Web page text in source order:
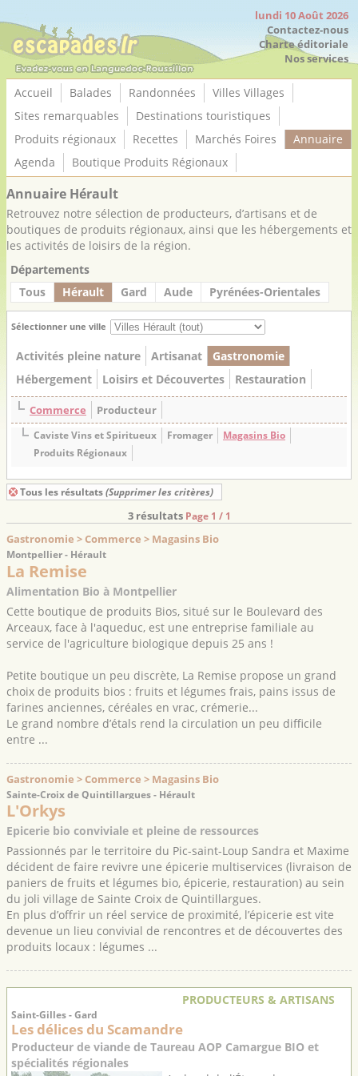
lundi 10 Août 2026
Contactez-nous
Charte éditoriale
Nos services
Accueil Balades Randonnées
Villes Villages
Sites remarquables
Destinations touristiques
Produits régionaux
Recettes Marchés Foires
Annuaire
Agenda
Boutique Produits Régionaux
Annuaire Hérault
Retrouvez notre sélection de producteurs, d’artisans et de
boutiques de produits régionaux, ainsi que les hébergements et
les activités de loisirs de la région.
Départements
Tous
Hérault Gard Aude Pyrénées-Orientales
Sélectionner une ville
Activités pleine nature Artisanat
Gastronomie
Hébergement
Loisirs et Découvertes Restauration
Commerce Producteur
Caviste Vins et Spiritueux Fromager
Magasins Bio
Produits Régionaux
Tous les résultats (Supprimer les critères)
3 résultats Page 1 / 1
Gastronomie > Commerce > Magasins Bio
Montpellier - Hérault
La Remise
Alimentation Bio à Montpellier
Cette boutique de produits Bios, situé sur le Boulevard des
Arceaux, face à l'aqueduc, est une entreprise familiale au
service de l'agriculture biologique depuis 25 ans !
Petite boutique un peu discrète, La Remise propose un grand
choix de produits bios : fruits et légumes frais, pains issus de
farines anciennes, céréales en vrac, crémerie...
Le grand nombre d’étals rend la circulation un peu difficile
entre ...
Gastronomie > Commerce > Magasins Bio
Sainte-Croix de Quintillargues - Hérault
L'Orkys
Epicerie bio conviviale et pleine de ressources
Passionnés par le territoire du Pic-saint-Loup Sandra et Maxime
décident de faire revivre une épicerie multiservices (livraison de
paniers de fruits et légumes bio, épicerie, restauration) au sein
du joli village de Sainte Croix de Quintillargues.
En plus d’offrir un réel service de proximité, l’épicerie est vite
devenue un lieu convivial de rencontres et de découvertes des
produits locaux : légumes ...
PRODUCTEURS & ARTISANS
Saint-Gilles - Gard
Les délices du Scamandre
Producteur de viande de Taureau AOP Camargue BIO et
spécialités régionales